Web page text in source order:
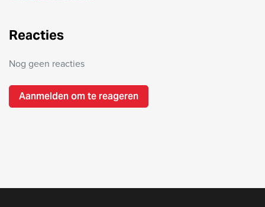
Reacties
Nog geen reacties
Aanmelden om te reageren